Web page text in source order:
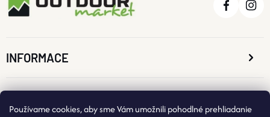
Používame cookies, aby sme Vám umožnili pohodlné prehliadanie
INFORMACE